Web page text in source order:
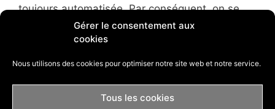
Gérer le consentement aux
cookies
Nous utilisons des cookies pour optimiser notre site web et notre service.
Tous les cookies
toujours automatisée. Par conséquent, on se
retrouve régulièrement avec une boutique dont
les produits en vente introduisent une URL du